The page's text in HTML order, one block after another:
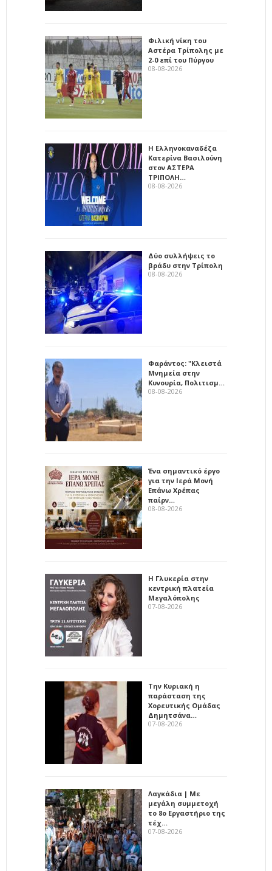
Φιλική νίκη του
Αστέρα Τρίπολης με
2-0 επί του Πύργου
08-08-2026
Η Ελληνοκαναδέζα
Κατερίνα Βασιλούνη
στον ΑΣΤΕΡΑ
ΤΡΙΠΟΛΗ…
08-08-2026
Δύο συλλήψεις το
βράδυ στην Τρίπολη
08-08-2026
Φαράντος: "Κλειστά
Μνημεία στην
Κυνουρία, Πολιτισμ…
08-08-2026
Ένα σημαντικό έργο
για την Ιερά Μονή
Επάνω Χρέπας
παίρν…
08-08-2026
Η Γλυκερία στην
κεντρική πλατεία
Μεγαλόπολης
07-08-2026
Την Κυριακή η
παράσταση της
Χορευτικής Ομάδας
Δημητσάνα…
07-08-2026
Λαγκάδια | Με
μεγάλη συμμετοχή
το 8ο Εργαστήριο της
τέχ…
07-08-2026